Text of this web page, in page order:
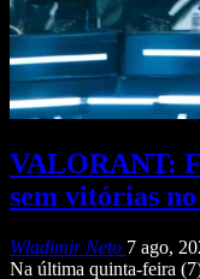
VALORANT:
sem vitórias
Wladimir Neto 7 ago,
Na última quinta-feira